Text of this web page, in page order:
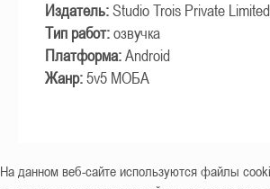
Издатель:Studio Trois Private Limited
Тип работ:озвучка
Платформа:Android
Жанр:5v5 МОБА
На данном веб-сайте используются файлы